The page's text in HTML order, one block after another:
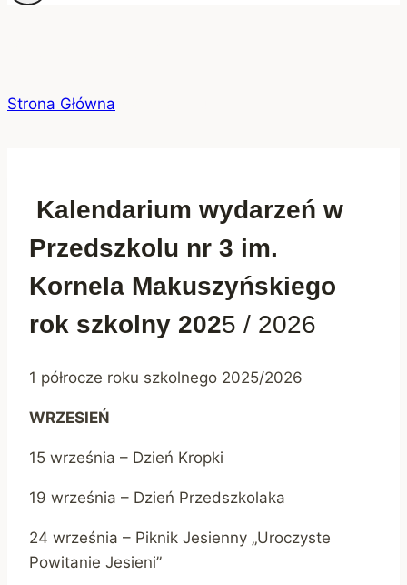
Strona Główna
Kalendarium wydarzeń w
Przedszkolu nr 3 im.
Kornela Makuszyńskiego
rok szkolny 2025 / 2026
1 półrocze roku szkolnego 2025/2026
WRZESIEŃ
15 września – Dzień Kropki
19 września – Dzień Przedszkolaka
24 września – Piknik Jesienny „Uroczyste
Powitanie Jesieni”